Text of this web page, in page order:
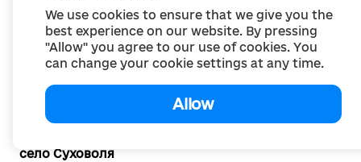
We use cookies to ensure that we give you the
best experience on our website. By pressing
"Allow" you agree to our use of cookies. You
can change your cookie settings at any time.
Allow
село Стара Гута
село Старий Хмерин
село Старі Непізнаничі
село Старі Серби
село Степанівка
село Степове
село Стриєва
село Суховоля